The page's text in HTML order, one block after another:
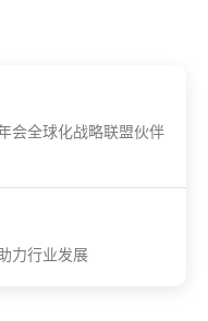
会全球化战略联盟伙伴
力行业发展